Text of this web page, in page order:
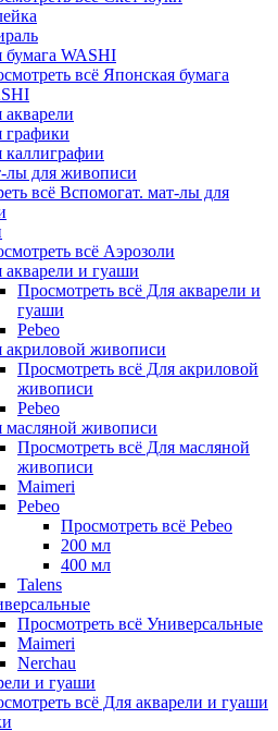
бумага WASHI
всё Японская бумага
акварели
графики
каллиграфии
лы для живописи
всё Вспомогат. мат-лы для
всё Аэрозоли
акварели и гуаши
Просмотреть всё Для акварели и
гуаши
Pebeo
акриловой живописи
Просмотреть всё Для акриловой
живописи
Pebeo
масляной живописи
Просмотреть всё Для масляной
живописи
Maimeri
Pebeo
Просмотреть всё Pebeo
200 мл
400 мл
Talens
Просмотреть всё Универсальные
Maimeri
Nerchau
и гуаши
всё Для акварели и гуаши